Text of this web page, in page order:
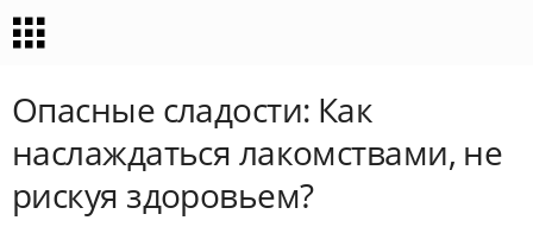
Опасные сладости: Как
наслаждаться лакомствами, не
рискуя здоровьем?